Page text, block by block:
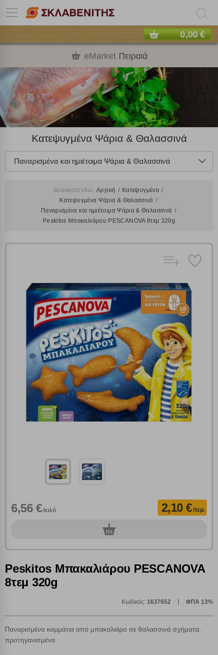
0,00 €
eMarket Πειραιά
Κατεψυγμένα Ψάρια & Θαλασσινά
Παναρισμένα και ημιέτοιμα Ψάρια & Θαλασσινά
Βρίσκεστε εδώ: Αρχική
Κατεψυγμένα
Κατεψυγμένα Ψάρια & Θαλασσινά
Παναρισμένα και ημιέτοιμα Ψάρια & Θαλασσινά
Peskitos Μπακαλιάρου PESCANOVA 8τεμ 320g
6,56 €/κιλό 2,10 €/τεμ.
0τεμ.
Peskitos Μπακαλιάρου PESCANOVA
8τεμ 320g
Κωδικός: 1637652 ΦΠΑ 13%
Παναρισμένα κομμάτια από μπακαλιάρο σε θαλασσινά σχήματα,
προτηγανισμένα.
Πολλαπλή αναζήτηση
Χρησιμοποιήστε τη για πιο γρήγορη αναζήτηση
Γράψτε τα προϊόντα που επιθυμείτε, με κόμμα ανάμεσά
εμφανιστούν αποτελέσματα από όλες τις Κατηγορίες και
για κάθε προϊόν.
Ρυθμίσεις Cookies
Ενημέρωση